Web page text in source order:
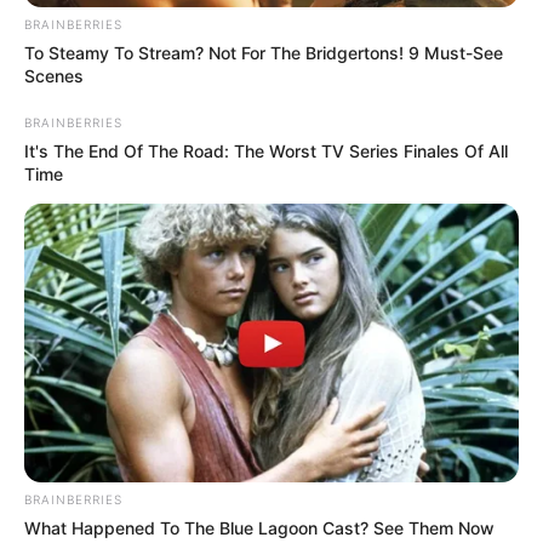
Εύβοια: Άντρας ξεψύχησε στο αυτοκίνητο
δίπλα στην γυναίκα του
Δυστυχώς συμβαίνουν πολλά τέτοια
περιστατικά
Δυστυχώς συμβαίνουν πολλά παρόμοια
περιστατικά στην Εύβοια. Ήταν Γενάρης του
2023 όταν ένας 43χρονος άντρας από την
περιοχή της Χαλκίδας που ξεψύχησε στο
όχημα του.
BRAINBERRIES
To Steamy To Stream? Not For The Bridgertons! 9 Must-See
Scenes
BRAINBERRIES
It's The End Of The Road: The Worst TV Series Finales Of All
Time
BRAINBERRIES
What Happened To The Blue Lagoon Cast? See Them Now